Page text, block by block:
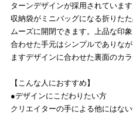
ターンデザインが採用されています
収納袋がミニバッグになる折りた
ムーズに開閉できます。上品な印
合わせた手元はシンプルでありな
ますデザインに合わせた裏面のカ
【こんな人におすすめ】
●デザインにこだわりたい方
クリエイターの手による他にはな